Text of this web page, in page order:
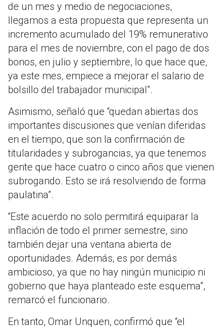
de un mes y medio de negociaciones,
llegamos a esta propuesta que representa un
incremento acumulado del 19% remunerativo
para el mes de noviembre, con el pago de dos
bonos, en julio y septiembre, lo que hace que,
ya este mes, empiece a mejorar el salario de
bolsillo del trabajador municipal”.
Asimismo, señaló que “quedan abiertas dos
importantes discusiones que venían diferidas
en el tiempo, que son la confirmación de
titularidades y subrogancias, ya que tenemos
gente que hace cuatro o cinco años que vienen
subrogando. Esto se irá resolviendo de forma
paulatina”.
“Este acuerdo no solo permitirá equiparar la
inflación de todo el primer semestre, sino
también dejar una ventana abierta de
oportunidades. Además, es por demás
ambicioso, ya que no hay ningún municipio ni
gobierno que haya planteado este esquema”,
remarcó el funcionario.
En tanto, Omar Unquen, confirmó que “el